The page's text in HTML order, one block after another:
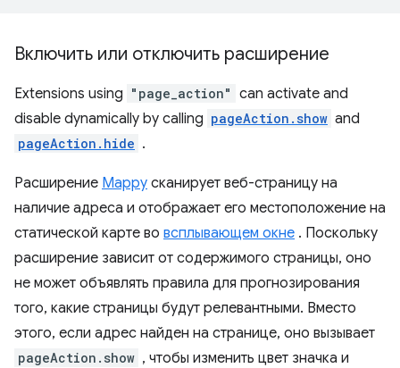
Включить или отключить расширение
Extensions using "page_action" can activate and
disable dynamically by calling pageAction.show and
pageAction.hide .
Расширение Mappy сканирует веб-страницу на
наличие адреса и отображает его местоположение на
статической карте во всплывающем окне . Поскольку
расширение зависит от содержимого страницы, оно
не может объявлять правила для прогнозирования
того, какие страницы будут релевантными. Вместо
этого, если адрес найден на странице, оно вызывает
pageAction.show , чтобы изменить цвет значка и